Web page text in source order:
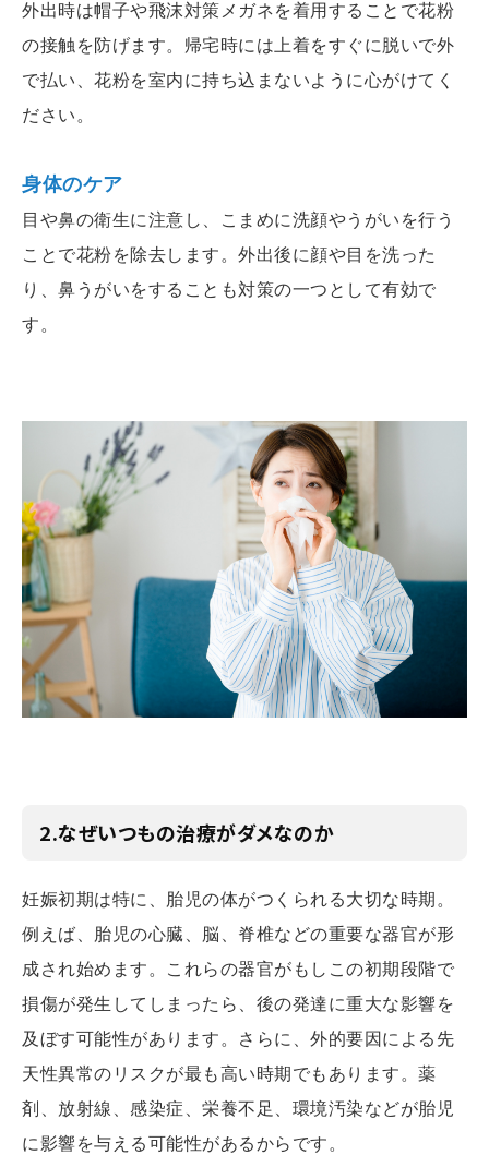
外出時は帽子や飛沫対策メガネを着用することで花粉
の接触を防げます。帰宅時には上着をすぐに脱いで外
で払い、花粉を室内に持ち込まないように心がけてく
ださい。
身体のケア
目や鼻の衛生に注意し、こまめに洗顔やうがいを行う
ことで花粉を除去します。外出後に顔や目を洗った
り、鼻うがいをすることも対策の一つとして有効で
す。
2.なぜいつもの治療がダメなのか
妊娠初期は特に、胎児の体がつくられる大切な時期。
例えば、胎児の心臓、脳、脊椎などの重要な器官が形
成され始めます。これらの器官がもしこの初期段階で
損傷が発生してしまったら、後の発達に重大な影響を
及ぼす可能性があります。さらに、外的要因による先
天性異常のリスクが最も高い時期でもあります。薬
剤、放射線、感染症、栄養不足、環境汚染などが胎児
に影響を与える可能性があるからです。